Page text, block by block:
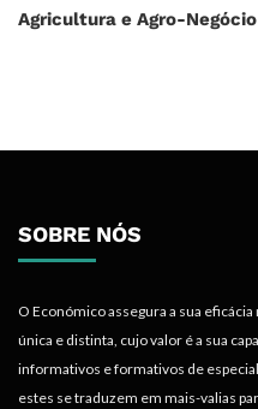
Agricultura e Agro-Negócio
SOBRE NÓS
O Económico assegura a sua
única e distinta, cujo valor é a sua
informativos e formativos de
estes se traduzem em mais-valias